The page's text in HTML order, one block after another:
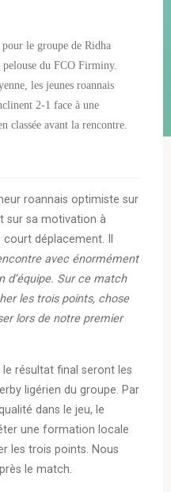
le groupe de Ridha
du FCO Firminy.
les jeunes roannais
2-1 face à une
classée avant la rencontre.
roannais optimiste sur
sur sa motivation à
déplacement. Il
avec énormément
d’équipe. Sur ce match
les trois points, chose
lors de notre premier
résultat final seront les
ligérien du groupe. Par
dans le jeu, le
une formation locale
les trois points. Nous
le match.